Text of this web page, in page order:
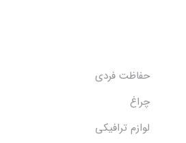
حفاظت فردی
چراغ
لوازم ترافیکی